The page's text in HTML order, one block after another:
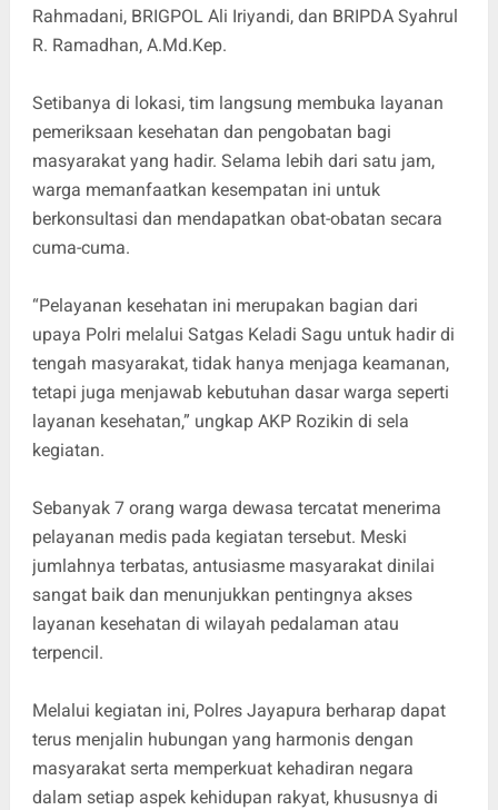
Rahmadani, BRIGPOL Ali Iriyandi, dan BRIPDA Syahrul
R. Ramadhan, A.Md.Kep.
Setibanya di lokasi, tim langsung membuka layanan
pemeriksaan kesehatan dan pengobatan bagi
masyarakat yang hadir. Selama lebih dari satu jam,
warga memanfaatkan kesempatan ini untuk
berkonsultasi dan mendapatkan obat-obatan secara
cuma-cuma.
“Pelayanan kesehatan ini merupakan bagian dari
upaya Polri melalui Satgas Keladi Sagu untuk hadir di
tengah masyarakat, tidak hanya menjaga keamanan,
tetapi juga menjawab kebutuhan dasar warga seperti
layanan kesehatan,” ungkap AKP Rozikin di sela
kegiatan.
Sebanyak 7 orang warga dewasa tercatat menerima
pelayanan medis pada kegiatan tersebut. Meski
jumlahnya terbatas, antusiasme masyarakat dinilai
sangat baik dan menunjukkan pentingnya akses
layanan kesehatan di wilayah pedalaman atau
terpencil.
Melalui kegiatan ini, Polres Jayapura berharap dapat
terus menjalin hubungan yang harmonis dengan
masyarakat serta memperkuat kehadiran negara
dalam setiap aspek kehidupan rakyat, khususnya di